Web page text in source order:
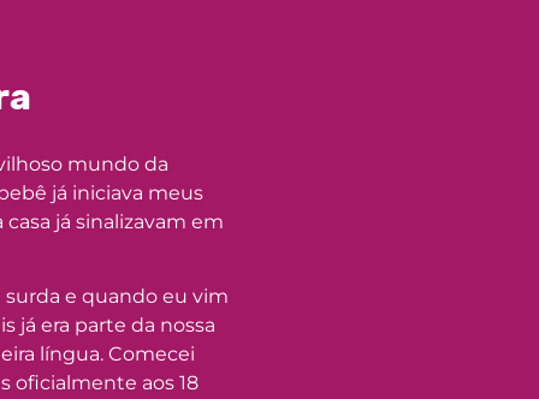
mundo da
já iniciava meus
já sinalizavam em
e quando eu vim
já era parte da nossa
língua. Comecei
oficialmente aos 18